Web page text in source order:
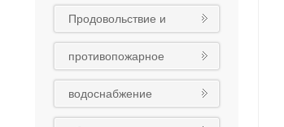
Продовольствие и
медикаменты
химический насос
противопожарное
оборудование
водоснабжение
оборудования